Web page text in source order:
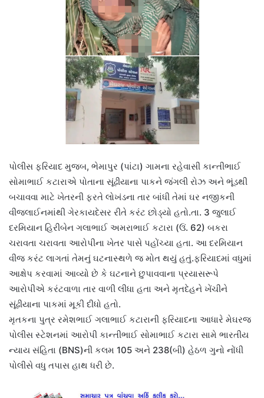
પોલીસ ફરિયાદ મુજબ, ભેમાપુર (પાંટા) ગામના રહેવાસી કાન્તીભાઈ
સોમાભાઈ કટારાએ પોતાના સૂંઢીયાના પાકને જંગલી રોઝ અને ભૂંડથી
બચાવવા માટે ખેતરની ફરતે લોખંડના તાર બાંધી તેમાં ઘર નજીકની
વીજલાઈનમાંથી ગેરકાયદેસર રીતે કરંટ છોડ્યો હતો.તા. 3 જુલાઈ
દરમિયાન હિરીબેન ગલાભાઈ અમરાભાઈ કટારા (ઉં. 62) બકરા
ચરાવતા ચરાવતા આરોપીના ખેતર પાસે પહોંચ્યા હતા. આ દરમિયાન
વીજ કરંટ લાગતાં તેમનું ઘટનાસ્થળે જ મોત થયું હતું.ફરિયાદમાં વધુમાં
આક્ષેપ કરવામાં આવ્યો છે કે ઘટનાને છુપાવવાના પ્રયાસરૂપે
આરોપીએ કરંટવાળા તાર વાળી લીધા હતા અને મૃતદેહને ખેંચીને
સૂંઢીયાના પાકમાં મૂકી દીધો હતો.
મૃતકના પુત્ર રમેશભાઈ ગલાભાઈ કટારાની ફરિયાદના આધારે મેઘરજ
પોલીસ સ્ટેશનમાં આરોપી કાન્તીભાઈ સોમાભાઈ કટારા સામે ભારતીય
ન્યાય સંહિતા (BNS)ની કલમ 105 અને 238(બી) હેઠળ ગુનો નોંધી
પોલીસે વધુ તપાસ હાથ ધરી છે.